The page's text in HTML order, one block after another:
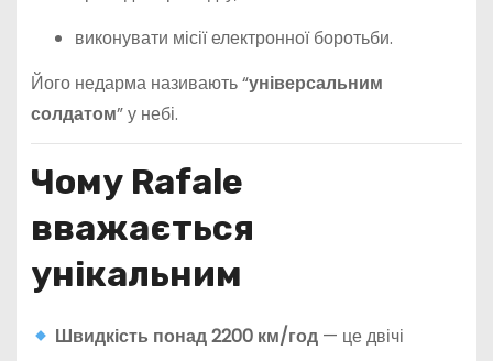
виконувати місії електронної боротьби.
Його недарма називають “універсальним
солдатом” у небі.
Чому Rafale
вважається
унікальним
Швидкість понад 2200 км/год — це двічі